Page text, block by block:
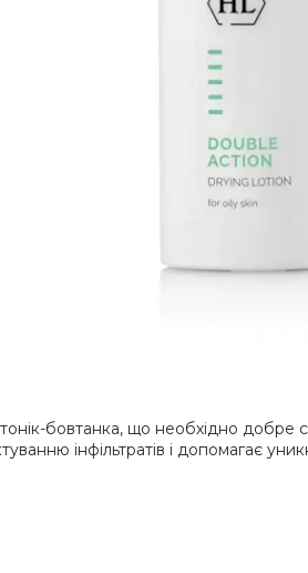
тонік-бовтанка, що необхідно
інфільтратів і допомагає